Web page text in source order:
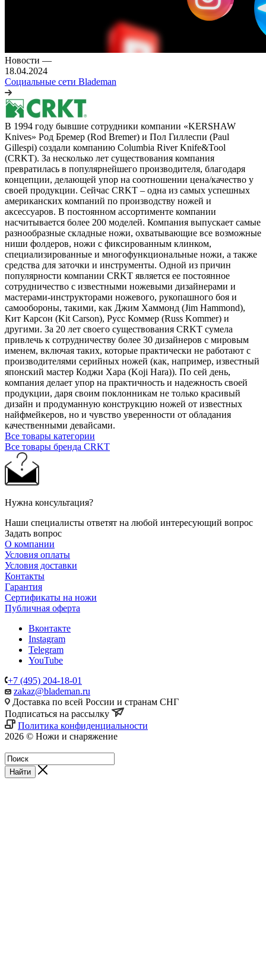
Новости —
18.04.2024
Социальные сети Blademan
В 1994 году бывшие сотрудники компании «KERSHAW
Knives» Род Бремер (Rod Bremer) и Пол Гиллеспи (Paul
Gillespi) создали компанию Columbia River Knife&Tool
(CRKT). За несколько лет существования компания
превратилась в популярнейшего производителя, благодаря
концепции, делающей упор на соотношении цена/качество у
своей продукции. Сейчас CRKT – одна из самых успешных
американских компаний по производству ножей и
аксессуаров. В постоянном ассортименте компании
насчитывается более 200 моделей. Компания выпускает самые
разнообразные складные ножи, охватывающие все возможные
ниши фолдеров, ножи с фиксированным клинком,
специализированные и многофункциональные ножи, а также
средства для заточки и инструменты. Одной из причин
популярности компании CRKT является ее постоянное
сотрудничество с известными ножевыми дизайнерами и
мастерами-инструкторами ножевого, рукопашного боя и
самообороны, такими, как Джим Хаммонд (Jim Hammond),
Кит Карсон (Kit Carson), Русс Коммер (Russ Kommer) и
другими. За 20 лет своего существования CRKT сумела
привлечь к сотрудничеству более 30 дизайнеров с мировым
именем, включая таких, которые практически не работают с
производителями серийных ножей (как, например, известный
японский мастер Коджи Хара (Koji Hara)). По сей день,
компания делает упор на практичность и надежность своей
продукции, даря своим поклонникам не только красивый
дизайн и продуманную конструкцию ножей от известных
найфмейкеров, но и чувство уверенности от обладания
качественными девайсами.
Все товары категории
Все товары бренда CRKT
Нужна консультация?
Наши специалисты ответят на любой интересующий вопрос
Задать вопрос
О компании
Условия оплаты
Условия доставки
Контакты
Гарантия
Сертификаты на ножи
Публичная оферта
Вконтакте
Instagram
Telegram
YouTube
+7 (495) 204-18-01
zakaz@blademan.ru
Доставка по всей России и странам СНГ
Подписаться на рассылку
Политика конфиденциальности
2026 © Ножи и снаряжение
Найти